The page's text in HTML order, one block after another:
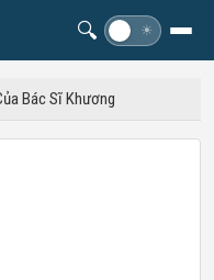
🔍 ☀
Bác Sĩ Khương